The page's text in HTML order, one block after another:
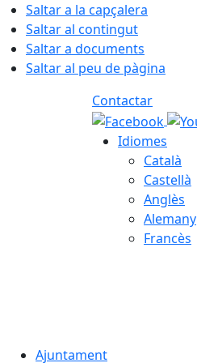
Saltar a la capçalera
Saltar al contingut
Saltar a documents
Saltar al peu de pàgina
Contactar
Idiomes
Català
Castellà
Anglès
Alemany
Francès
Ajuntament